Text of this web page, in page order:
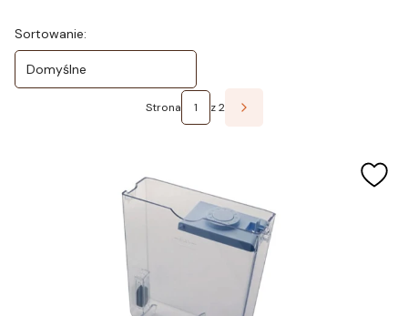
Lista produktów
Sortowanie:
Domyślne
Strona z 2 Następne produkty